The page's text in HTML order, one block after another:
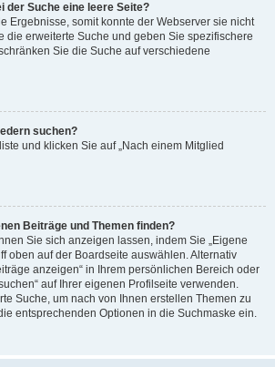
der Suche eine leere Seite?
Ergebnisse, somit konnte der Webserver sie nicht
die erweiterte Suche und geben Sie spezifischere
Sie die Suche auf verschiedene
suchen?
und klicken Sie auf „Nach einem Mitglied
Beiträge und Themen finden?
Sie sich anzeigen lassen, indem Sie „Eigene
oben auf der Boardseite auswählen. Alternativ
anzeigen“ in Ihrem persönlichen Bereich oder
auf Ihrer eigenen Profilseite verwenden.
Suche, um nach von Ihnen erstellen Themen zu
entsprechenden Optionen in die Suchmaske ein.